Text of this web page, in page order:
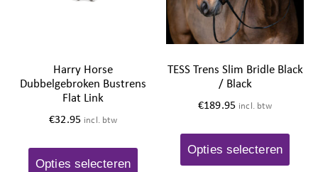
Harry Horse
Dubbelgebroken Bustrens
Flat Link
€32.95 incl. btw
Opties selecteren
TESS Trens Slim Bridle Black
/ Black
€189.95 incl. btw
Opties selecteren